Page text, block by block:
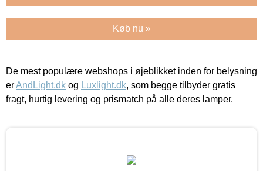
Køb nu »
De mest populære webshops i øjeblikket inden for belysning
erAndLight.dk og Luxlight.dk, som begge tilbyder gratis
fragt, hurtig levering og prismatch på alle deres lamper.